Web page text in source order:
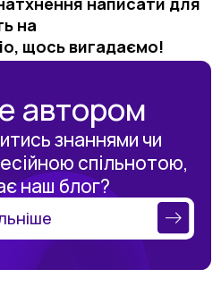
на
щось вигадаємо!
автором
знаннями чи
спільнотою,
наш блог?